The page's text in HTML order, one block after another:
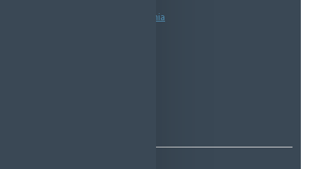
Spune-ţi opinia